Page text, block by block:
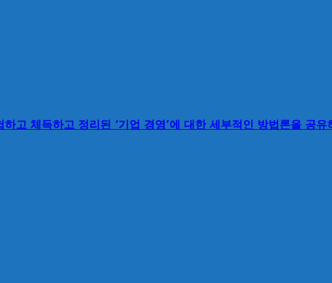
고 체득하고 정리된 ‘기업 경영’에 대한 세부적인 방법론을 공유